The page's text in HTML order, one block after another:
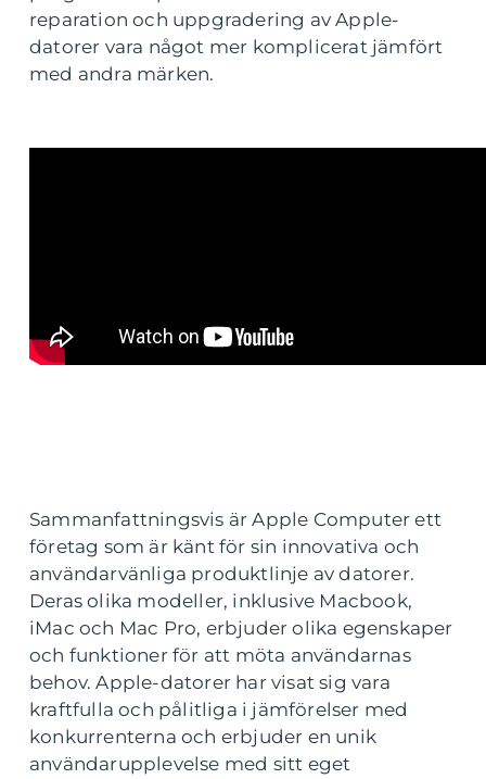
reparation och uppgradering av Apple-
datorer vara något mer komplicerat jämfört
med andra märken.
Sammanfattningsvis är Apple Computer ett
företag som är känt för sin innovativa och
användarvänliga produktlinje av datorer.
Deras olika modeller, inklusive Macbook,
iMac och Mac Pro, erbjuder olika egenskaper
och funktioner för att möta användarnas
behov. Apple-datorer har visat sig vara
kraftfulla och pålitliga i jämförelser med
konkurrenterna och erbjuder en unik
användarupplevelse med sitt eget